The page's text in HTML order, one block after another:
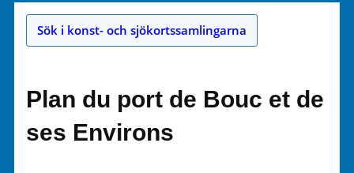
Sök i konst- och sjökortssamlingarna
Plan du port de Bouc et de
ses Environs